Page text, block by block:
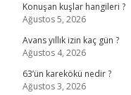
Konuşan kuşlar hangileri ?
Ağustos 5, 2026
Avans yıllık izin kaç gün ?
Ağustos 4, 2026
63’ün karekökü nedir ?
Ağustos 3, 2026